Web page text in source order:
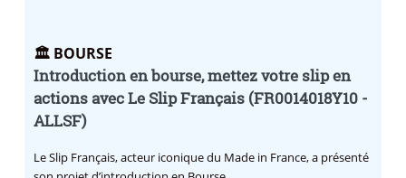
🏛️ BOURSE
Introduction en bourse, mettez votre slip en
actions avec Le Slip Français (FR0014018Y10 -
ALLSF)
Le Slip Français, acteur iconique du Made in France, a présenté